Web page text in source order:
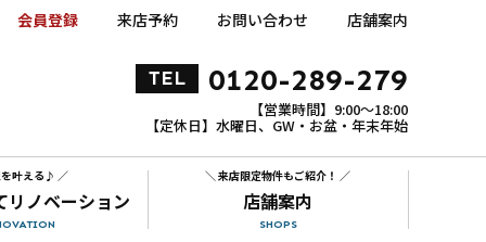
会員登録 来店予約 お問い合わせ 店舗案内
TEL 0120-289-279
【営業時間】9:00～18:00
【定休日】水曜日、GW・お盆・年末年始
叶える♪ ／
リノベーション
＼ 来店限定物件もご紹介！ ／
店舗案内
SHOPS